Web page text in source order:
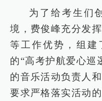
为了给考生们
境，费俊峰充分发
等工作优势，组建
的“高考护航爱心巡
的音乐活动负责人
要求严格落实活动